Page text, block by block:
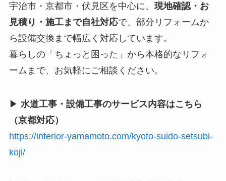
宇治市・京都市・伏見区を中心に、 現地確認・お
見積り・施工まで自社対応で、部分リフォームか
ら設備交換まで幅広く対応しています。
暮らしの「ちょっと困った」から本格的なリフォ
ームまで、お気軽にご相談ください。
▶ 水道工事・設備工事のサービス内容はこちら
（京都対応）
https://interior-yamamoto.com/kyoto-suido-setsubi-
koji/